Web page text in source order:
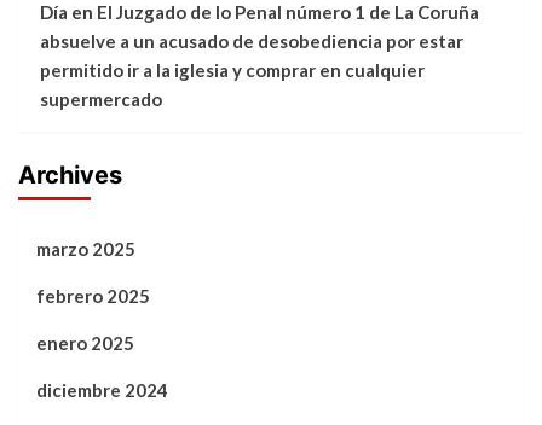
Día en El Juzgado de lo Penal número 1 de La Coruña
absuelve a un acusado de desobediencia por estar
permitido ir a la iglesia y comprar en cualquier
supermercado
Archives
marzo 2025
febrero 2025
enero 2025
diciembre 2024